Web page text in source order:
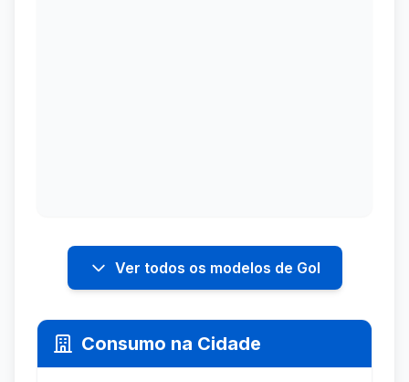
Ver todos os modelos de Gol
Consumo na Cidade